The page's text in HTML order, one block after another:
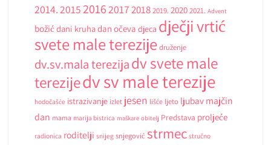
2014.2015201620172018 2019. 2020 2021. Advent
božić dani kruhadan očeva djeca dječji vrtić
svete male terezije druženje
dv.sv.mala terezijadv svete male
terezijedv sv male terezije
hodočašće istrazivanje izlet jesen lišće ljeto ljubav majčin
dan mama marija bistrica maškare obitelj Predstava proljeće
radionica roditelji snijeg snjegović strmec stručno